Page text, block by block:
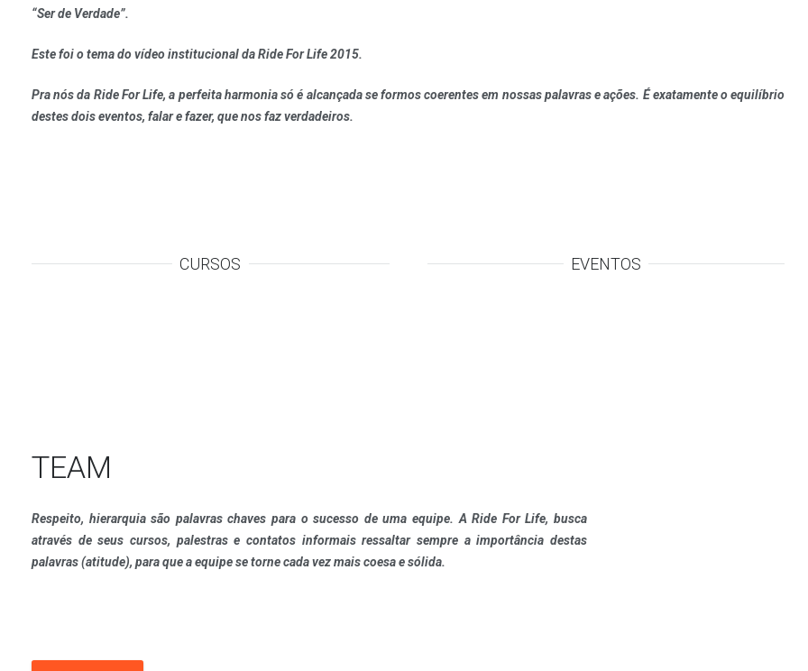
“Ser de Verdade”.
Este foi o tema do vídeo institucional da Ride For Life 2015.
Pra nós da Ride For Life, a perfeita harmonia só é alcançada se formos coerentes em nossas palavras e ações. É exatamente o equilíbrio
destes dois eventos, falar e fazer, que nos faz verdadeiros.
CURSOS EVENTOS
TEAM
Respeito, hierarquia são palavras chaves para o sucesso de uma equipe. A Ride For Life, busca
através de seus cursos, palestras e contatos informais ressaltar sempre a importância destas
palavras (atitude), para que a equipe se torne cada vez mais coesa e sólida.